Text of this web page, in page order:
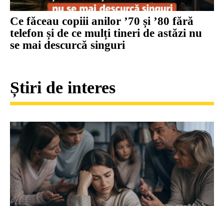
Ce făceau copiii anilor ’70 și ’80 fără
telefon și de ce mulți tineri de astăzi nu
se mai descurcă singuri
Știri de interes